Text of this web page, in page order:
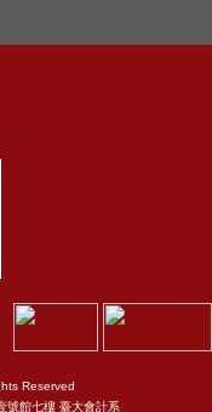
Reserved
號館七樓 臺大會計系